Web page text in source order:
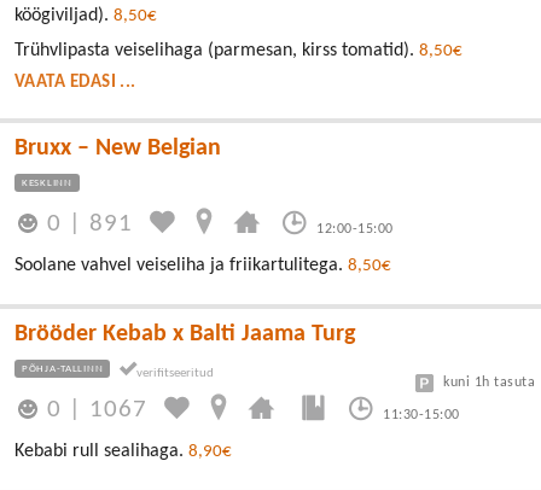
köögiviljad). 8,50€
Trühvlipasta veiselihaga (parmesan, kirss tomatid). 8,50€
VAATA EDASI ...
Bruxx – New Belgian
KESKLINN
0 891 12:00-15:00
Soolane vahvel veiseliha ja friikartulitega. 8,50€
Brööder Kebab x Balti Jaama Turg
PÕHJA-TALLINN
0 1067 11:30-15:00
kuni 1h tasuta
Kebabi rull sealihaga. 8,90€